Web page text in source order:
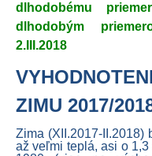
dlhodobému
dlhodobým
2.III.2018
ZIMU 2017/
Zima (XII.2017-II.2018)
až veľmi teplá, asi o